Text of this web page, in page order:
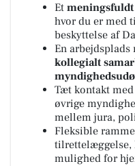
Et
hvor du er med
beskyttelse af
En arbejdsplads
kollegialt
Tæt kontakt
øvrige
mellem jura,
Fleksible
tilrettelæggelse,
mulighed for